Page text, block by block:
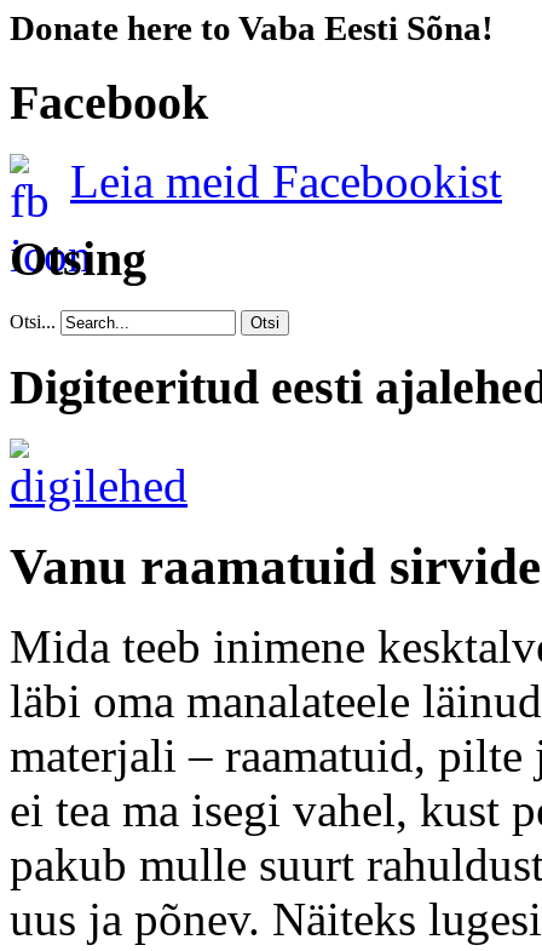
Donate here to Vaba Eesti Sõna!
Facebook
Leia meid Facebookist
Otsing
Otsi... Otsi
Digiteeritud eesti
Vanu raamatuid
Mida teeb inimene
läbi oma manalateele
materjali – raamatuid,
ei tea ma isegi vahel, kust
pakub mulle suurt
uus ja põnev. Näiteks